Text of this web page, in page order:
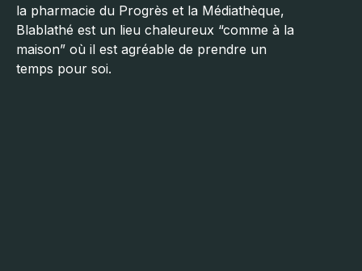
la pharmacie du Progrès et la Médiathèque,
Blablathé est un lieu chaleureux “comme à la
maison” où il est agréable de prendre un
temps pour soi.